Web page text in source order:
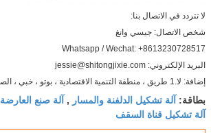
لا تتردد في الاتصال بنا:
شخص الاتصال: جيسي وانغ
Whatsapp / Wechat: +8613230728517
البريد الإلكتروني: jessie@shitongjixie.com
إضافة: لا.1 طريق ، منطقة التنمية الاقتصادية ، بوتو ، خبي ، الصين
بطاقة: آلة تشكيل الدلفنة والمسار , آلة صنع العارضة
آلة تشكيل قناة السقف